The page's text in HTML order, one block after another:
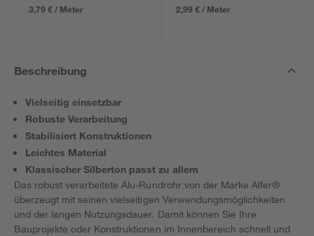
3,79 € / Meter 2,99 € / Meter
Beschreibung
Vielseitig einsetzbar
Robuste Verarbeitung
Stabilisiert Konstruktionen
Leichtes Material
Klassischer Silberton passt zu allem
Das robust verarbeitete Alu-Rundrohr von der Marke Alfer®
überzeugt mit seinen vielseitigen Verwendungsmöglichkeiten
und der langen Nutzungsdauer. Damit können Sie Ihre
Bauprojekte oder Konstruktionen im Innenbereich schnell und